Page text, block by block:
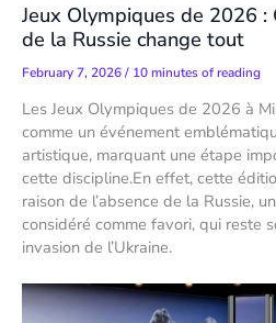
Jeux Olympiques de 2026 :
de la Russie change tout
February 7, 2026/ 10 minutes of reading
Les Jeux Olympiques de 2026 à
comme un événement
artistique, marquant une étape
cette discipline.En effet, cette
raison de l’absence de la Russie,
considéré comme favori, qui reste
invasion de l’Ukraine.